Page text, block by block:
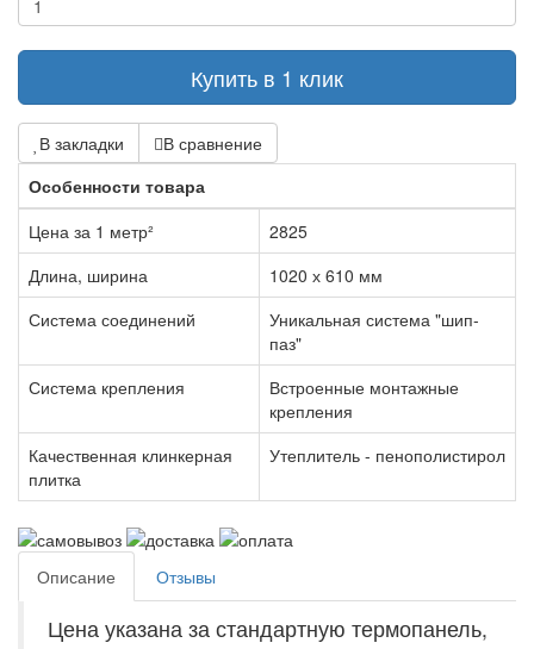
Купить в 1 клик
В закладки
В сравнение
Особенности товара
Цена за 1 метр²
2825
Длина, ширина
1020 х 610 мм
Система соединений
Уникальная система "шип-
паз"
Система крепления
Встроенные монтажные
крепления
Качественная клинкерная
плитка
Утеплитель - пенополистирол
Описание Отзывы
Цена указана за стандартную термопанель,